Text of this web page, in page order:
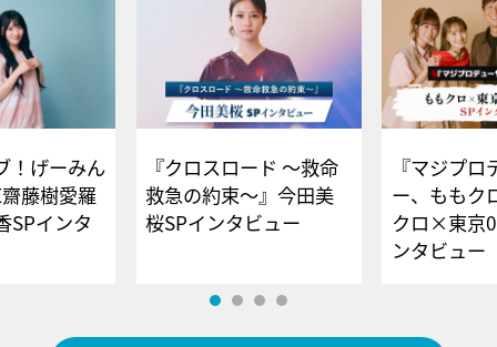
！げーみん
藤樹愛羅
SPインタ
『クロスロード ～救命
救急の約束～』今田美
桜SPインタビュー
『マジプロ
ー、ももク
クロ×東京
ンタビュー